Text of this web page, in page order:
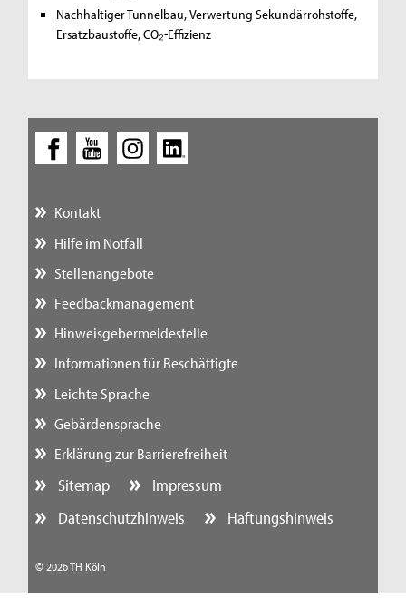
Nachhaltiger Tunnelbau,Verwertung Sekundärrohstoffe,
Ersatzbaustoffe, CO₂-Effizienz
Kontakt
Hilfe im Notfall
Stellenangebote
Feedbackmanagement
Hinweisgebermeldestelle
Informationen für Beschäftigte
Leichte Sprache
Gebärdensprache
Erklärung zur Barrierefreiheit
Sitemap
Impressum
Datenschutzhinweis
Haftungshinweis
© 2026 TH Köln